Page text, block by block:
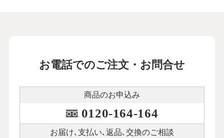
お電話でのご注文・お問合せ
商品のお申込み
0120-164-164
お届け､支払い､ 返品､交換のご相談